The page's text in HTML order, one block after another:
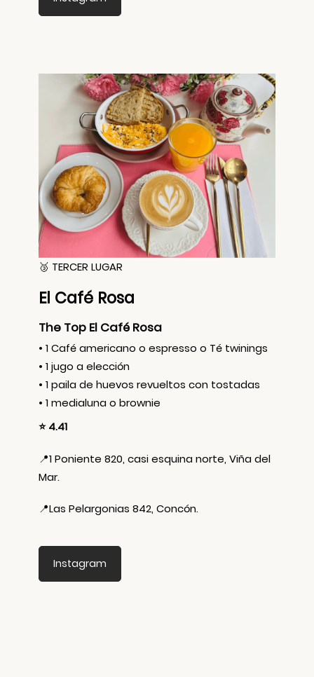
🥉 TERCER LUGAR
El Café Rosa
The Top El Café Rosa
•⁠ 1 Café americano o espresso o Té twinings
•⁠ ⁠1 jugo a elección
•⁠ ⁠1 paila de huevos revueltos con tostadas
•⁠ ⁠1 medialuna o brownie
⭐ 4.41
📍1 Poniente 820, casi esquina norte, Viña del
Mar.
📍Las Pelargonias 842, Concón.
Instagram